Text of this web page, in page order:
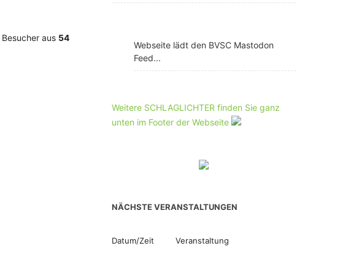
Besucher aus 54
Webseite lädt den BVSC Mastodon
Feed...
Weitere SCHLAGLICHTER finden Sie ganz
unten im Footer der Webseite
NÄCHSTE VERANSTALTUNGEN
Datum/Zeit Veranstaltung